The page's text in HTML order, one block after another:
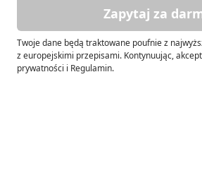
Zapytaj za
Twoje dane będą traktowane poufnie z
z europejskimi przepisami. Kontynuując,
prywatności i Regulamin.